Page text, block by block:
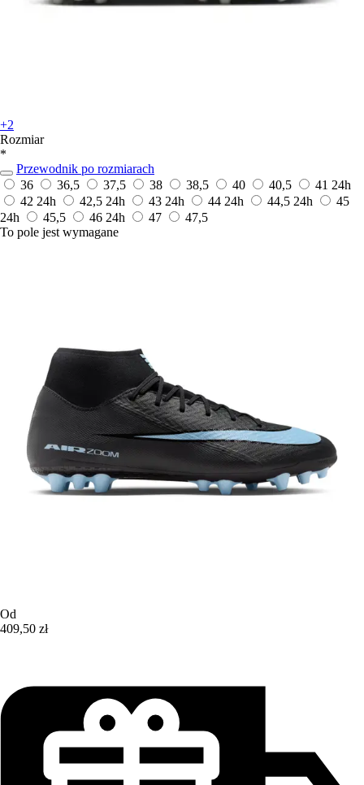
+2
Rozmiar
*
Przewodnik po rozmiarach
36
36,5 37,5 38 38,5 40 40,5 41 24h
42 24h 42,5 24h 43 24h 44 24h 44,5 24h
45
24h
45,5 46 24h 47
47,5
To pole jest wymagane
Od
409,50 zł